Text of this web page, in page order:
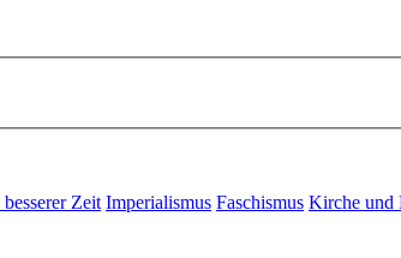
Zeit Imperialismus Faschismus Kirche und